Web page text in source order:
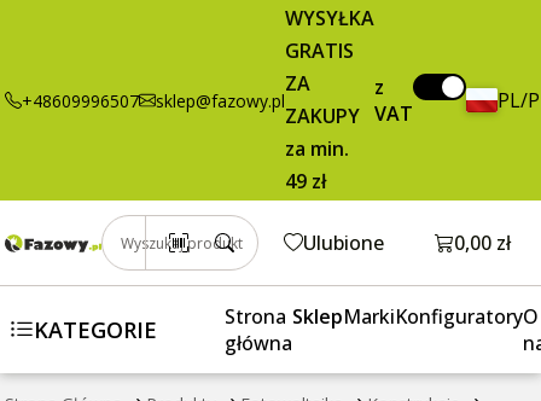
+48609996507 sklep@fazowy.pl
WYSYŁKA
GRATIS
ZA
ZAKUPY
za min.
49 zł
z
VAT
PL/
Wyszukaj produkt Ulubione Otwórz
0,00 zł
KATEGORIE
Strona
główna
SklepMarkiKonfiguratoryO
klema, 827335
BAKS
brutto / szt. Dodaj do koszyka